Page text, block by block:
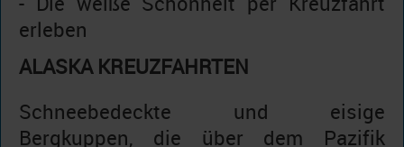
erleben
ALASKA KREUZFAHRTEN
Schneebedeckte und eisige
Bergkuppen, die über dem Pazifik